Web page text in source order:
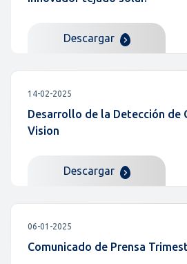
Descargar
14-02-2025
Desarrollo de la Detección de
Vision
Descargar
06-01-2025
Comunicado de Prensa